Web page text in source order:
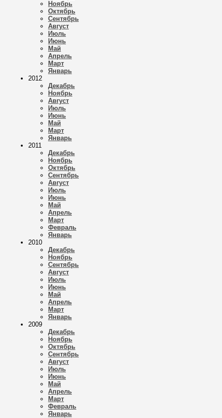
Ноябрь
Октябрь
Сентябрь
Август
Июль
Июнь
Май
Апрель
Март
Январь
2012
Декабрь
Ноябрь
Август
Июль
Июнь
Май
Март
Январь
2011
Декабрь
Ноябрь
Октябрь
Сентябрь
Август
Июль
Июнь
Май
Апрель
Март
Февраль
Январь
2010
Декабрь
Ноябрь
Сентябрь
Август
Июль
Июнь
Май
Апрель
Март
Январь
2009
Декабрь
Ноябрь
Октябрь
Сентябрь
Август
Июль
Июнь
Май
Апрель
Март
Февраль
Январь